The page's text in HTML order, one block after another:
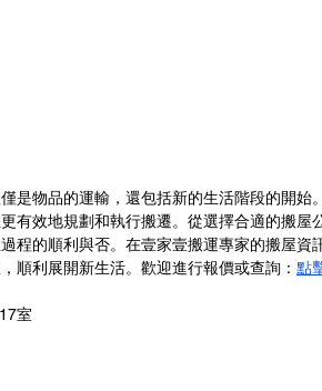
是物品的運輸，還包括新的生活階段的開始
有效地規劃和執行搬遷。從選擇合適的搬屋
程的順利與否。在壹家壹搬運專家的搬屋資
順利展開新生活。歡迎進行報價或查詢： 點
室